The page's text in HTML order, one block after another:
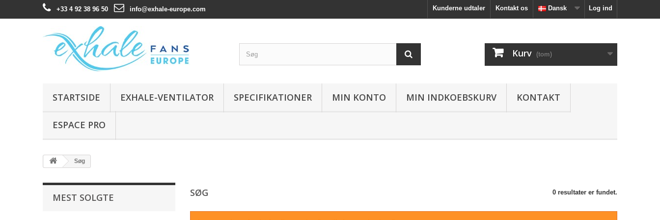
Log ind
Dansk
Kontakt os
Kunderne udtaler
+33 4 92 38 96 50 info@exhale-europe.com
Kurv (tom)
STARTSIDE EXHALE-VENTILATOR SPECIFIKATIONER MIN KONTO MIN INDKOEBSKURV KONTAKT
ESPACE PRO
Søg
MEST SOLGTE SØG 0 resultater er fundet.